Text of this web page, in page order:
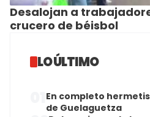
Desalojan a
crucero de béisbol
LO ÚLTIMO
En completo
de Guelaguetza